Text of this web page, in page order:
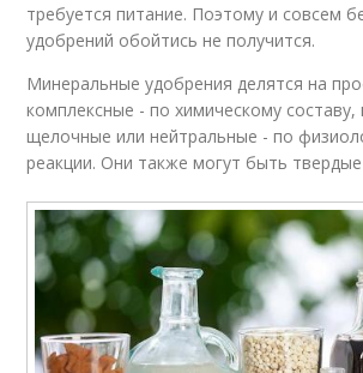
требуется питание. Поэтому и совсем
удобрений обойтись не получится.
Минеральные удобрения делятся на
комплексные - по химическому составу,
щелочные или нейтральные - по
реакции. Они также могут быть